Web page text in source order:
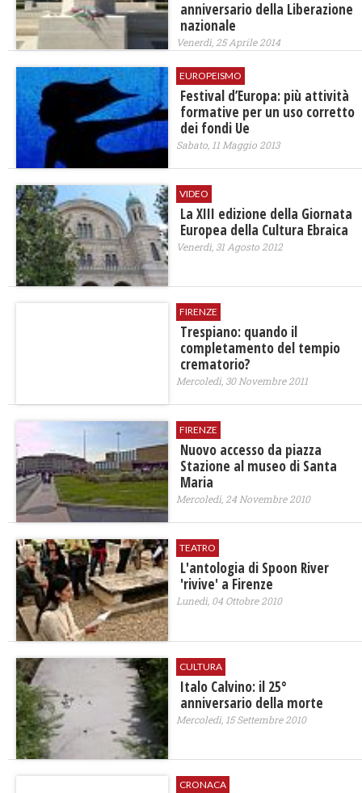
anniversario della Liberazione
nazionale
Venerdì, 25 Aprile 2014
EUROPEISMO
Festival d’Europa: più attività
formative per un uso corretto
dei fondi Ue
Sabato, 11 Maggio 2013
VIDEO
La XIII edizione della Giornata
Europea della Cultura Ebraica
Venerdì, 31 Agosto 2012
FIRENZE
Trespiano: quando il
completamento del tempio
crematorio?
Mercoledì, 30 Novembre 2011
FIRENZE
Nuovo accesso da piazza
Stazione al museo di Santa
Maria
Mercoledì, 24 Novembre 2010
TEATRO
L'antologia di Spoon River
'rivive' a Firenze
Lunedì, 04 Ottobre 2010
CULTURA
Italo Calvino: il 25°
anniversario della morte
Mercoledì, 15 Settembre 2010
CRONACA